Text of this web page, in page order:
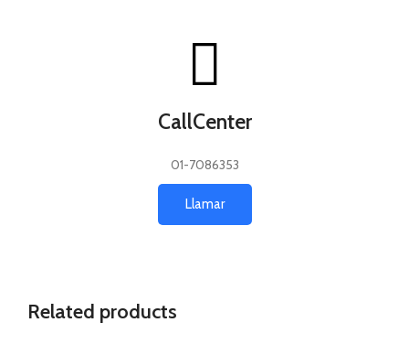
CallCenter
01-7086353
Llamar
Related products